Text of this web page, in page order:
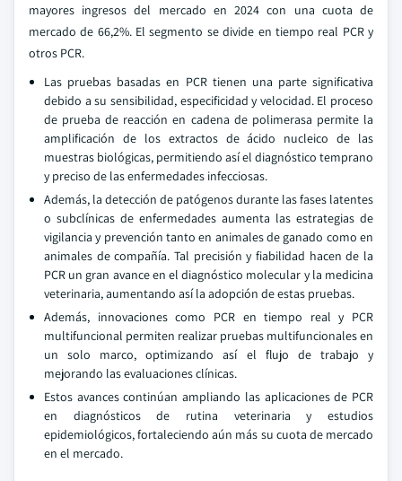
mayores ingresos del mercado en 2024 con una cuota de
mercado de 66,2%. El segmento se divide en tiempo real PCR y
otros PCR.
Las pruebas basadas en PCR tienen una parte significativa
debido a su sensibilidad, especificidad y velocidad. El proceso
de prueba de reacción en cadena de polimerasa permite la
amplificación de los extractos de ácido nucleico de las
muestras biológicas, permitiendo así el diagnóstico temprano
y preciso de las enfermedades infecciosas.
Además, la detección de patógenos durante las fases latentes
o subclínicas de enfermedades aumenta las estrategias de
vigilancia y prevención tanto en animales de ganado como en
animales de compañía. Tal precisión y fiabilidad hacen de la
PCR un gran avance en el diagnóstico molecular y la medicina
veterinaria, aumentando así la adopción de estas pruebas.
Además, innovaciones como PCR en tiempo real y PCR
multifuncional permiten realizar pruebas multifuncionales en
un solo marco, optimizando así el flujo de trabajo y
mejorando las evaluaciones clínicas.
Estos avances continúan ampliando las aplicaciones de PCR
en diagnósticos de rutina veterinaria y estudios
epidemiológicos, fortaleciendo aún más su cuota de mercado
en el mercado.